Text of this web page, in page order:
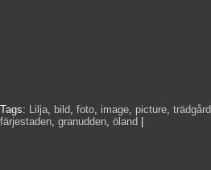
Tags: Lilja, bild, foto, image, picture, trädgård
färjestaden, granudden, öland